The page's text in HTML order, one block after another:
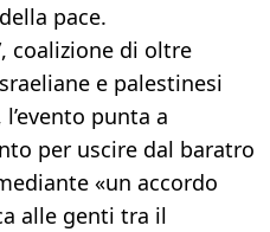
pace.
coalizione di oltre
e palestinesi
punta a
per uscire dal baratro
«un accordo
alle genti tra il